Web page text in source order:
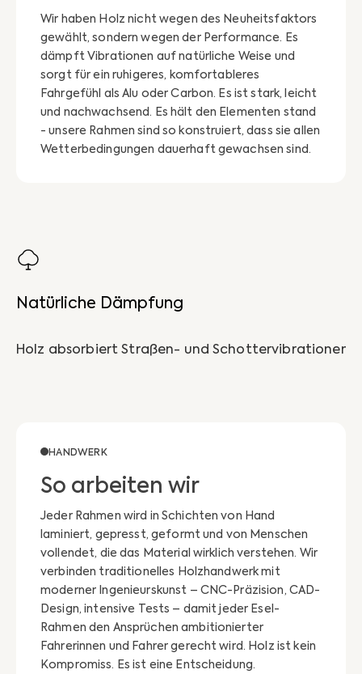
Wir haben Holz nicht wegen des Neuheitsfaktors
gewählt, sondern wegen der Performance. Es
dämpft Vibrationen auf natürliche Weise und
sorgt für ein ruhigeres, komfortableres
Fahrgefühl als Alu oder Carbon. Es ist stark, leicht
und nachwachsend. Es hält den Elementen stand
- unsere Rahmen sind so konstruiert, dass sie allen
Wetterbedingungen dauerhaft gewachsen sind.
Natürliche Dämpfung
HANDWERK
So arbeiten wir
Jeder Rahmen wird in Schichten von Hand
laminiert, gepresst, geformt und von Menschen
vollendet, die das Material wirklich verstehen. Wir
verbinden traditionelles Holzhandwerk mit
moderner Ingenieurskunst – CNC-Präzision, CAD-
Design, intensive Tests – damit jeder Esel-
Rahmen den Ansprüchen ambitionierter
Fahrerinnen und Fahrer gerecht wird. Holz ist kein
Kompromiss. Es ist eine Entscheidung.